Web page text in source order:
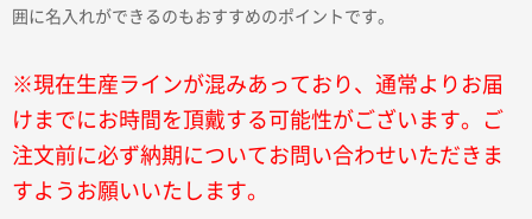
囲に名入れができるのもおすすめのポイントです。
※現在生産ラインが混みあっており、通常よりお届
けまでにお時間を頂戴する可能性がございます。ご
注文前に必ず納期についてお問い合わせいただきま
すようお願いいたします。